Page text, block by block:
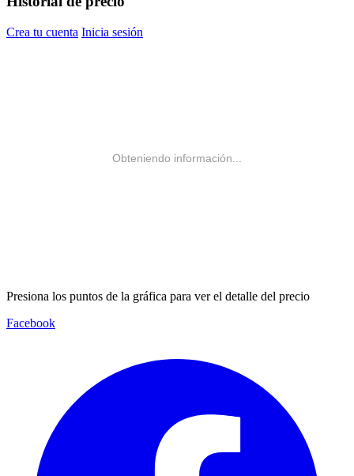
Crea tu cuenta Inicia sesión
Obteniendo información...
Presiona los puntos de la gráfica para ver el detalle del precio
Facebook